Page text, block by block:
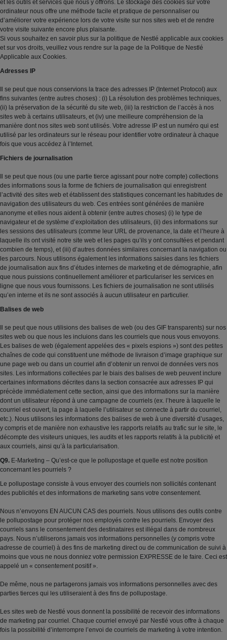
et les outils et services que nous y offrons. Le stockage des cookies sur votre
ordinateur nous offre une méthode facile et pratique de personnaliser ou
d’améliorer votre expérience lors de votre visite sur nos sites web et de rendre
votre visite suivante encore plus plaisante.
Si vous souhaitez en savoir plus sur la politique de Nestlé applicable aux cookies
et sur vos droits, veuillez vous rendre sur la page de la Politique de Nestlé
Applicable aux Cookies.
Adresses IP
Il se peut que nous conservions la trace des adresses IP (Internet Protocol) aux
fins suivantes (entre autres choses) : (i) La résolution des problèmes techniques,
(ii) la préservation de la sécurité du site web, (iii) la restriction de l’accès à nos
sites web à certains utilisateurs, et (iv) une meilleure compréhension de la
manière dont nos sites web sont utilisés. Votre adresse IP est un numéro qui est
utilisé par les ordinateurs sur le réseau pour identifier votre ordinateur à chaque
fois que vous accédez à l’Internet.
Fichiers de journalisation
Il se peut que nous (ou une partie tierce agissant pour notre compte) collections
des informations sous la forme de fichiers de journalisation qui enregistrent
l’activité des sites web et établissent des statistiques concernant les habitudes de
navigation des utilisateurs du web. Ces entrées sont générées de manière
anonyme et elles nous aident à obtenir (entre autres choses) (i) le type de
navigateur et de système d’exploitation des utilisateurs, (ii) des informations sur
les sessions des utilisateurs (comme leur URL de provenance, la date et l’heure à
laquelle ils ont visité notre site web et les pages qu’ils y ont consultées et pendant
combien de temps), et (iii) d’autres données similaires concernant la navigation ou
les parcours. Nous utilisons également les informations saisies dans les fichiers
de journalisation aux fins d’études internes de marketing et de démographie, afin
que nous puissions continuellement améliorer et particulariser les services en
ligne que nous vous fournissons. Les fichiers de journalisation ne sont utilisés
qu’en interne et ils ne sont associés à aucun utilisateur en particulier.
Balises de web
Il se peut que nous utilisions des balises de web (ou des GIF transparents) sur nos
sites web ou que nous les incluions dans les courriels que nous vous envoyons.
Les balises de web (également appelées des « pixels espions ») sont des petites
chaînes de code qui constituent une méthode de livraison d’image graphique sur
une page web ou dans un courriel afin d’obtenir un renvoi de données vers nos
sites. Les informations collectées par le biais des balises de web peuvent inclure
certaines informations décrites dans la section consacrée aux adresses IP qui
précède immédiatement cette section, ainsi que des informations sur la manière
dont un utilisateur répond à une campagne de courriels (ex. l’heure à laquelle le
courriel est ouvert, la page à laquelle l’utilisateur se connecte à partir du courriel,
etc.). Nous utilisons les informations des balises de web à une diversité d’usages,
y compris et de manière non exhaustive les rapports relatifs au trafic sur le site, le
décompte des visiteurs uniques, les audits et les rapports relatifs à la publicité et
aux courriels, ainsi qu’à la particularisation.
Q9. E-Marketing – Qu’est-ce que le pollupostage et quelle est notre position
concernant les pourriels ?
Le pollupostage consiste à vous envoyer des courriels non sollicités contenant
des publicités et des informations de marketing sans votre consentement.
Nous n’envoyons EN AUCUN CAS des pourriels. Nous utilisons des outils contre
le pollupostage pour protéger nos employés contre les pourriels. Envoyer des
courriels sans le consentement des destinataires est illégal dans de nombreux
pays. Nous n’utiliserons jamais vos informations personnelles (y compris votre
adresse de courriel) à des fins de marketing direct ou de communication de suivi à
moins que vous ne nous donniez votre permission EXPRESSE de le faire. Ceci est
appelé un « consentement positif ».
De même, nous ne partagerons jamais vos informations personnelles avec des
parties tierces qui les utiliseraient à des fins de pollupostage.
Les sites web de Nestlé vous donnent la possibilité de recevoir des informations
de marketing par courriel. Chaque courriel envoyé par Nestlé vous offre à chaque
fois la possibilité d’interrompre l’envoi de courriels de marketing à votre intention.